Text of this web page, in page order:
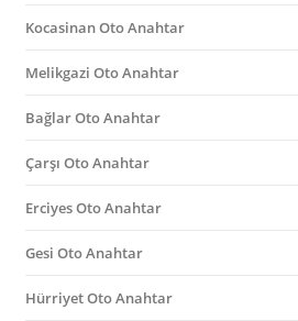
Kocasinan Oto Anahtar
Melikgazi Oto Anahtar
Bağlar Oto Anahtar
Çarşı Oto Anahtar
Erciyes Oto Anahtar
Gesi Oto Anahtar
Hürriyet Oto Anahtar